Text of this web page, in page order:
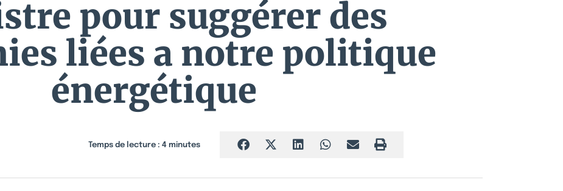
pour suggérer des
liées a notre politique
énergétique
Temps de lecture : 4 minutes